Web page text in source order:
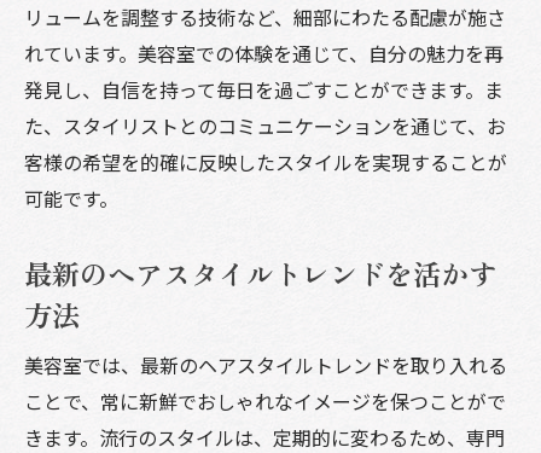
プロのアドバイスで新しい自分を発見
美容室でのカウンセリングの重要性
フィードバックを活かした次回の施術計画
サロンでの体験を日常に取り入れる方法
美容室でプロの技を体験して理想のスタイルを
プロの技術で毎日のスタイルを楽に
髪質改善で理想のスタイルへの近道
自宅ケアとサロンケアのベストバランス
リュームを調整する技術など、細部にわたる配慮が施さ
れています。美容室での体験を通じて、自分の魅力を再
発見し、自信を持って毎日を過ごすことができます。ま
た、スタイリストとのコミュニケーションを通じて、お
客様の希望を的確に反映したスタイルを実現することが
可能です。
最新のヘアスタイルトレンドを活かす
方法
美容室では、最新のヘアスタイルトレンドを取り入れる
ことで、常に新鮮でおしゃれなイメージを保つことがで
きます。流行のスタイルは、定期的に変わるため、専門